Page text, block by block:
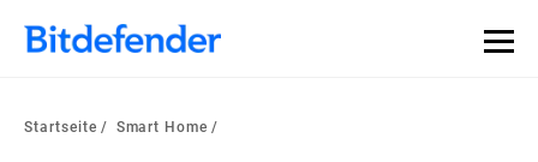
Startseite Smart Home